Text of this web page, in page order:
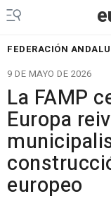
FEDERACIÓN
9 DE MAYO DE 2026
La FAMP
Europa
europeo